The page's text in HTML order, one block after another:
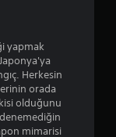
yapmak
Herkesin
orada
olduğunu
mimarisi